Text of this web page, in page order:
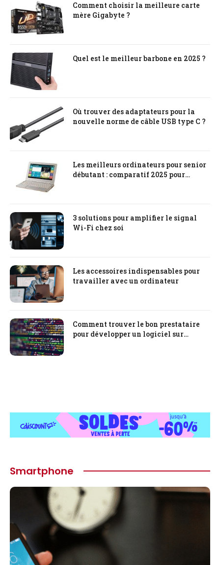
Comment choisir la meilleure carte
mère Gigabyte ?
Quel est le meilleur barbone en 2025 ?
Où trouver des adaptateurs pour la
nouvelle norme de câble USB type C ?
Les meilleurs ordinateurs pour senior
débutant : comparatif 2025 pour
3 solutions pour amplifier le signal
Wi-Fi chez soi
Les accessoires indispensables pour
travailler avec un ordinateur
Comment trouver le bon prestataire
pour développer un logiciel sur
Smartphone